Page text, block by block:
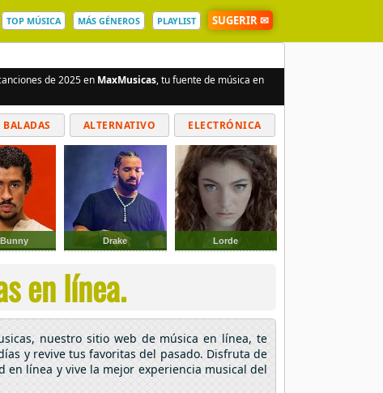
TOP MÚSICA MÁS GÉNEROS PLAYLIST SUGERIR ✉
de 2025 en MaxMusicas, tu fuente de música en
BALADAS ALTERNATIVO ELECTRÓNICA
Drake Lorde
en línea.
nuestro sitio web de música en línea, te
y revive tus favoritas del pasado. Disfruta de
línea y vive la mejor experiencia musical del